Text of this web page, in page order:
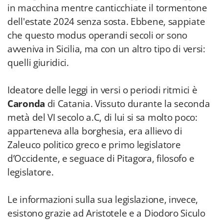
in macchina mentre canticchiate il tormentone
dell'estate 2024 senza sosta. Ebbene, sappiate
che questo modus operandi secoli or sono
avveniva in Sicilia, ma con un altro tipo di versi:
quelli giuridici.
Ideatore delle leggi in versi o periodi ritmici è
Caronda di Catania. Vissuto durante la seconda
metà del VI secolo a.C, di lui si sa molto poco:
apparteneva alla borghesia, era allievo di
Zaleuco politico greco e primo legislatore
d’Occidente, e seguace di Pitagora, filosofo e
legislatore.
Le informazioni sulla sua legislazione, invece,
esistono grazie ad Aristotele e a Diodoro Siculo